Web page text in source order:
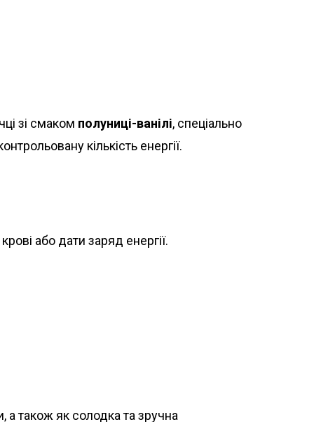
зі смаком полуниці-ванілі, спеціально
кількість енергії.
або дати заряд енергії.
а також як солодка та зручна